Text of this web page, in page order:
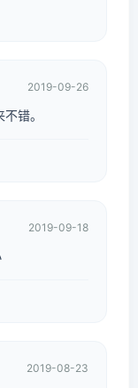
2019-09-26
错。
2019-09-18
2019-08-23